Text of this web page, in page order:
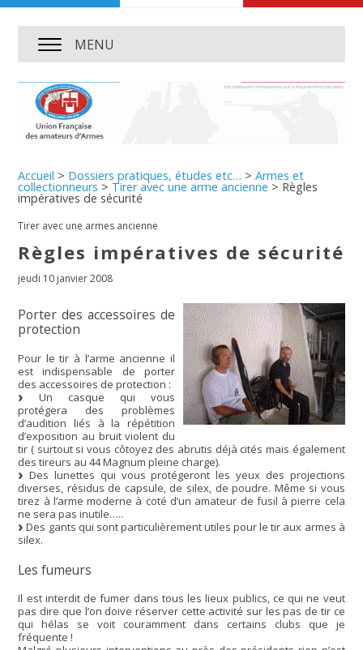
MENU
Accueil > Dossiers pratiques, études etc… >Armes et
collectionneurs > Tirer avec une arme ancienne > Règles
impératives de sécurité
Tirer avec une armes ancienne
Règles impératives de sécurité
jeudi 10 janvier 2008
Porter des accessoires de
protection
Pour le tir à l’arme ancienne il
est indispensable de porter
des accessoires de protection :
Un casque qui vous
protégera des problèmes
d’audition liés à la répétition
d’exposition au bruit violent du
tir ( surtout si vous côtoyez des abrutis déjà cités mais également
des tireurs au 44 Magnum pleine charge).
Des lunettes qui vous protégeront les yeux des projections
diverses, résidus de capsule, de silex, de poudre. Même si vous
tirez à l’arme moderne à coté d’un amateur de fusil à pierre cela
ne sera pas inutile…..
Des gants qui sont particulièrement utiles pour le tir aux armes à
silex.
Les fumeurs
Il est interdit de fumer dans tous les lieux publics, ce qui ne veut
pas dire que l’on doive réserver cette activité sur les pas de tir ce
qui hélas se voit couramment dans certains clubs que je
fréquente !